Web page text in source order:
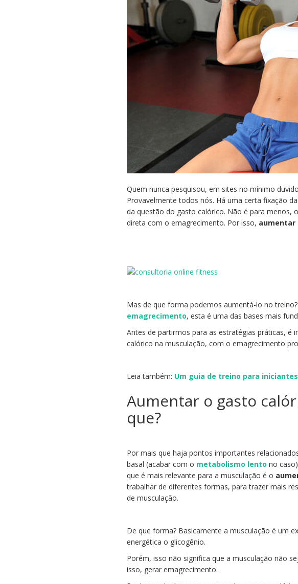
Quem nunca pesquisou, em sites no mínimo
Provavelmente todos nós. Há uma certa fixação
da questão do gasto calórico. Não é para menos,
direta com o emagrecimento. Por isso, aumentar
Mas de que forma podemos aumentá-lo no
emagrecimento, esta é uma das bases mais
Antes de partirmos para as estratégias práticas,
calórico na musculação, com o emagrecimento
Leia também: Um guia de treino para iniciantes
Aumentar o gasto
que?
Por mais que haja pontos importantes
basal (acabar com o metabolismo lento no
que é mais relevante para a musculação é o
trabalhar de diferentes formas, para trazer mais
de musculação.
De que forma? Basicamente a musculação é um
energética o glicogênio.
Porém, isso não significa que a musculação não
isso, gerar emagrecimento.